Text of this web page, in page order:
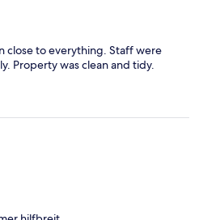
close to everything. Staff were
Property was clean and tidy.